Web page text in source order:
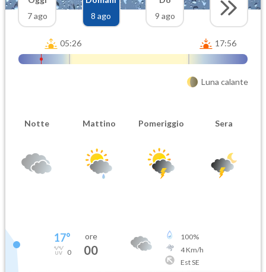
7 ago
8 ago
9 ago
05:26 17:56
Luna calante
Notte Mattino Pomeriggio Sera
17°
0
ore
00
100%
4Km/h
Est SE